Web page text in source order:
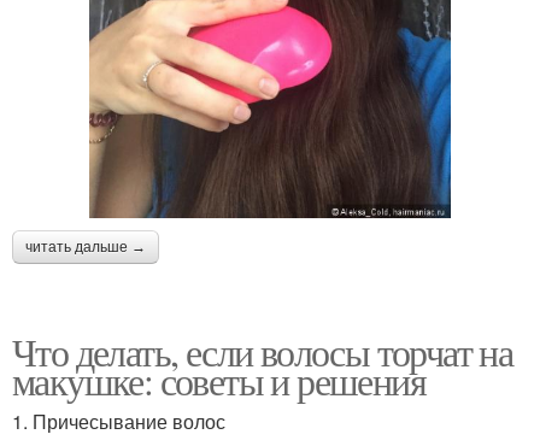
читать дальше →
Что делать, если волосы торчат на
макушке: советы и решения
1. Причесывание волос